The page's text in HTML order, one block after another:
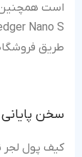
است همچنین
طریق
سخن پایانی